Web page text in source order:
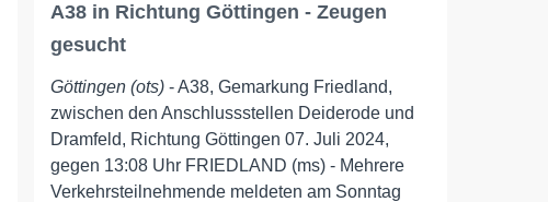
A38 in Richtung Göttingen - Zeugen
gesucht
Göttingen (ots) - A38, Gemarkung Friedland,
zwischen den Anschlussstellen Deiderode und
Dramfeld, Richtung Göttingen 07. Juli 2024,
gegen 13:08 Uhr FRIEDLAND (ms) - Mehrere
Verkehrsteilnehmende meldeten am Sonntag